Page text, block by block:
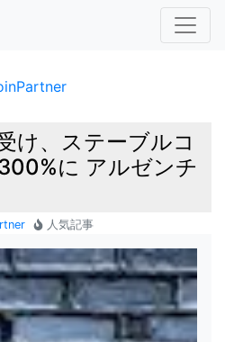
け、ステーブルコ
に アルゼンチ
人気記事